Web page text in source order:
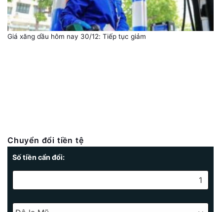
Giá xăng dầu hôm nay 30/12: Tiếp tục giảm
Chuyển đổi tiền tệ
Số tiền cẩn đổi: